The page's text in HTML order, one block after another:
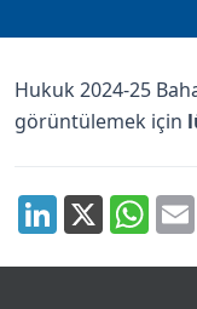
Hukuk 2024-25
görüntülemek için